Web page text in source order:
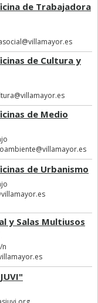
de Trabajadora
de Cultura y
de Medio
de Urbanismo
y Salas Multiusos
n